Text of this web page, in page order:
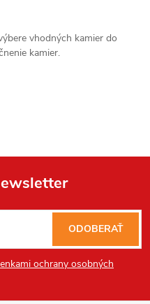
vhodných kamier do
kamier.
ochrany osobných
ODOBERAŤ